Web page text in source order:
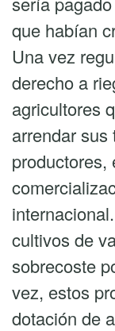
que habían
Una vez
derecho a
agricultores
arrendar sus
productores,
cultivos de
sobrecoste
vez, estos
dotación de